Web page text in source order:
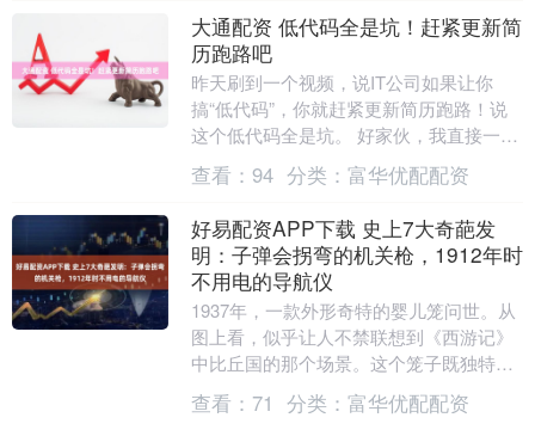
大通配资 低代码全是坑！赶紧更新简
历跑路吧
昨天刷到一个视频，说IT公司如果让你
搞“低代码”，你就赶紧更新简历跑路！说
这个低代码全是坑。 好家伙，我直接一个
好家伙。 这不是我现在正在做的事吗？ 既
然如此，....
查看： 94 分类： 富华优配配资
好易配资APP下载 史上7大奇葩发
明：子弹会拐弯的机关枪，1912年时
不用电的导航仪
1937年，一款外形奇特的婴儿笼问世。从
图上看，似乎让人不禁联想到《西游记》
中比丘国的那个场景。这个笼子既独特又
让人心生疑虑：发明者到底是怎么考虑
的？万一笼子的....
查看： 71 分类： 富华优配配资